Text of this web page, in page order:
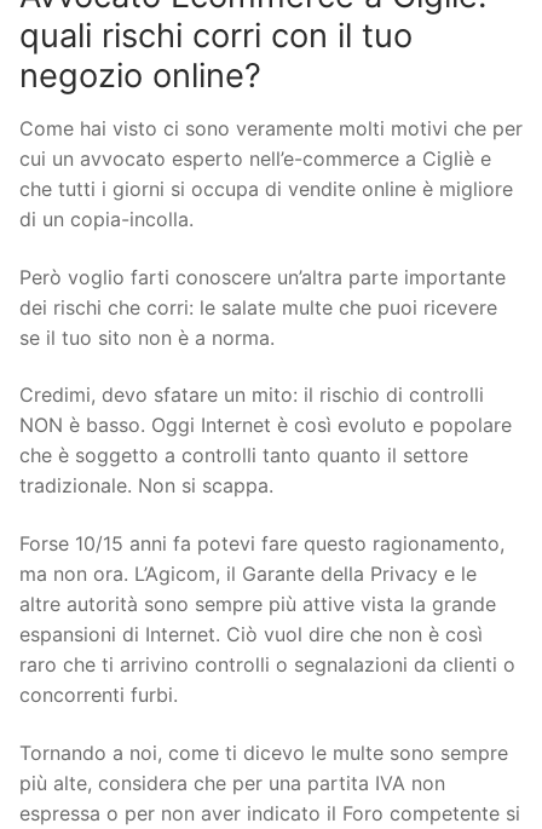
quali rischi corri con il tuo
negozio online?
Come hai visto ci sono veramente molti motivi che per
cui un avvocato esperto nell’e-commerce a Cigliè e
che tutti i giorni si occupa di vendite online è migliore
di un copia-incolla.
Però voglio farti conoscere un’altra parte importante
dei rischi che corri: le salate multe che puoi ricevere
se il tuo sito non è a norma.
Credimi, devo sfatare un mito: il rischio di controlli
NON è basso. Oggi Internet è così evoluto e popolare
che è soggetto a controlli tanto quanto il settore
tradizionale. Non si scappa.
Forse 10/15 anni fa potevi fare questo ragionamento,
ma non ora. L’Agicom, il Garante della Privacy e le
altre autorità sono sempre più attive vista la grande
espansioni di Internet. Ciò vuol dire che non è così
raro che ti arrivino controlli o segnalazioni da clienti o
concorrenti furbi.
Tornando a noi, come ti dicevo le multe sono sempre
più alte, considera che per una partita IVA non
espressa o per non aver indicato il Foro competente si